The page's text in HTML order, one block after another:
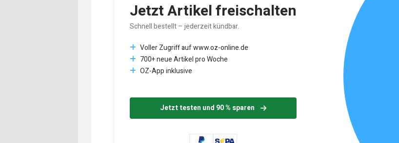
Jetzt Artikel freischalten
Schnell bestellt – jederzeit kündbar.
Voller Zugriff auf www.oz-online.de
700+ neue Artikel pro Woche
OZ-App inklusive
Jetzt testen und 90 % sparen